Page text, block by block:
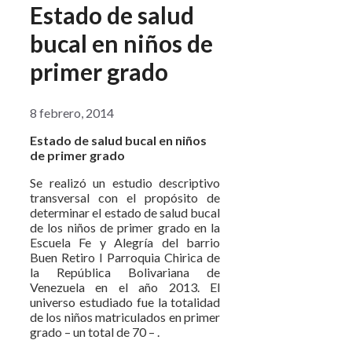
Estado de salud
bucal en niños de
primer grado
8 febrero, 2014
Estado de salud bucal en niños
de primer grado
Se realizó un estudio descriptivo
transversal con el propósito de
determinar el estado de salud bucal
de los niños de primer grado en la
Escuela Fe y Alegría del barrio
Buen Retiro I Parroquia Chirica de
la República Bolivariana de
Venezuela en el año 2013. El
universo estudiado fue la totalidad
de los niños matriculados en primer
grado – un total de 70 – .